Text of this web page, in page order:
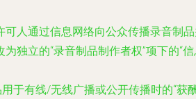
可人通过信息网络向公众传播录音制
为独立的“录音制品制作者权”项下的“
于有线/无线广播或公开传播时的“获